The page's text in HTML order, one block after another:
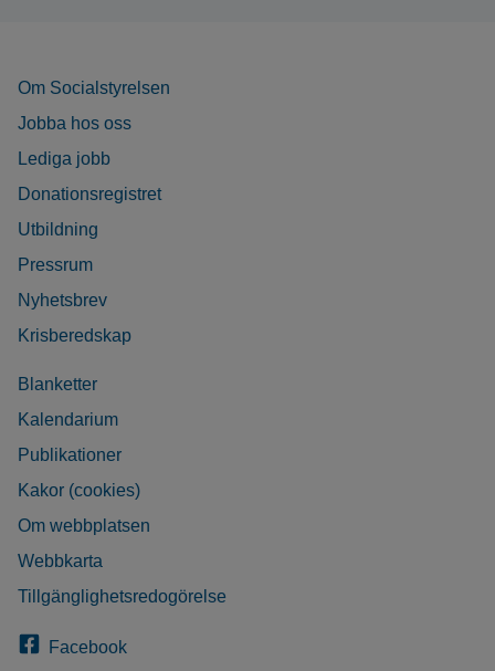
Om Socialstyrelsen
Jobba hos oss
Lediga jobb
Donationsregistret
Utbildning
Pressrum
Nyhetsbrev
Krisberedskap
Blanketter
Kalendarium
Publikationer
Kakor (cookies)
Om webbplatsen
Webbkarta
Tillgänglighetsredogörelse
Facebook